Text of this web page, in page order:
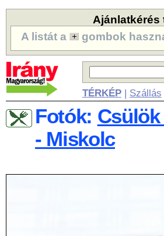
Ajánlatkérés
A listát a
gombok
TÉRKÉP| Szállás
Fotók:
- Miskolc